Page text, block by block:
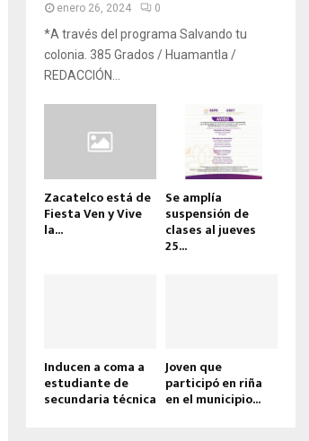
enero 26, 2024 0
*A través del programa Salvando tu
colonia. 385 Grados / Huamantla /
REDACCIÓN...
Zacatelco está de
Fiesta Ven y Vive
la...
Se amplía
suspensión de
clases al jueves
25...
Inducen a coma a
estudiante de
secundaria técnica
Joven que
participó en riña
en el municipio...